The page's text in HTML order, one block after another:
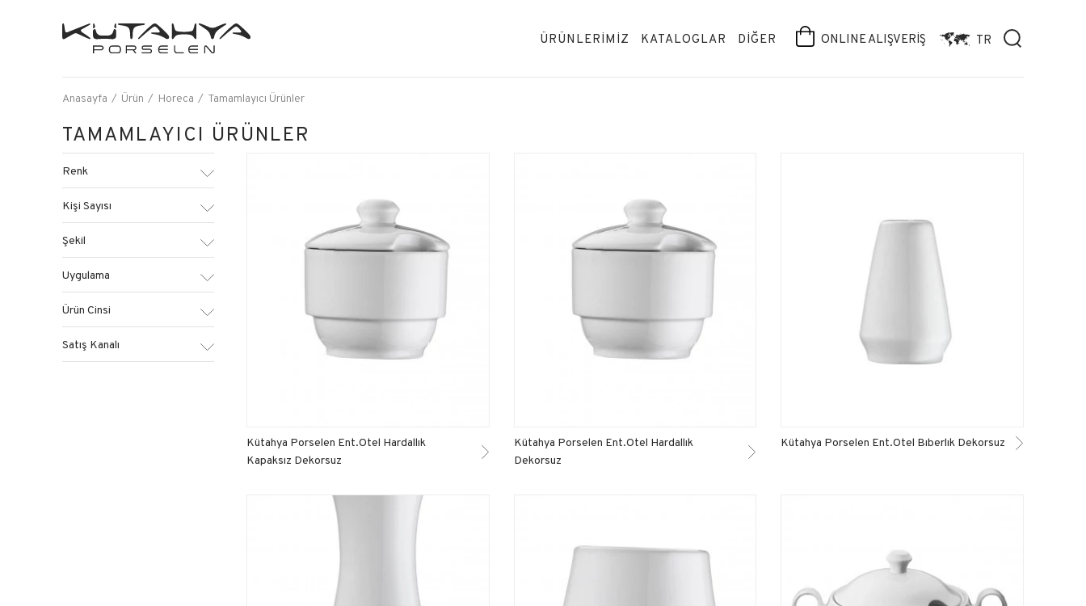
ÜRÜNLERİMİZ KATALOGLAR DİĞER ONLINE ALIŞVERİŞ TR
Anasayfa Ürün Horeca Tamamlayıcı Ürünler
TAMAMLAYICI ÜRÜNLER
Renk
Kişi Sayısı
Şekil
Uygulama
Ürün Cinsi
Satış Kanalı
Kütahya Porselen Ent.Otel Hardallık
Kapaksız Dekorsuz
Kütahya Porselen Ent.Otel Hardallık
Dekorsuz
Kütahya Porselen Ent.Otel Bıberlık Dekorsuz